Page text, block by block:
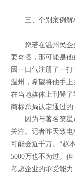
三、个别案例解
您若在温州民企生
要奇怪，那可能是他
因一口气注册了一
温州，希望将他手
在当地媒体上刊登
商标总局认定通过的
因为与著名笑星赵
关注。记者昨天致
可能会近千万。“赵
5000万也不为过。
考虑企业的承受能